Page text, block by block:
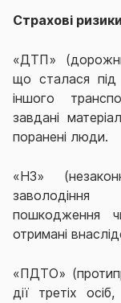
Страхові
«ДТП»
що сталася
іншого
завдані
поранені люди.
«НЗ»
пошкодження
отримані
«ПДТО»
дії третіх